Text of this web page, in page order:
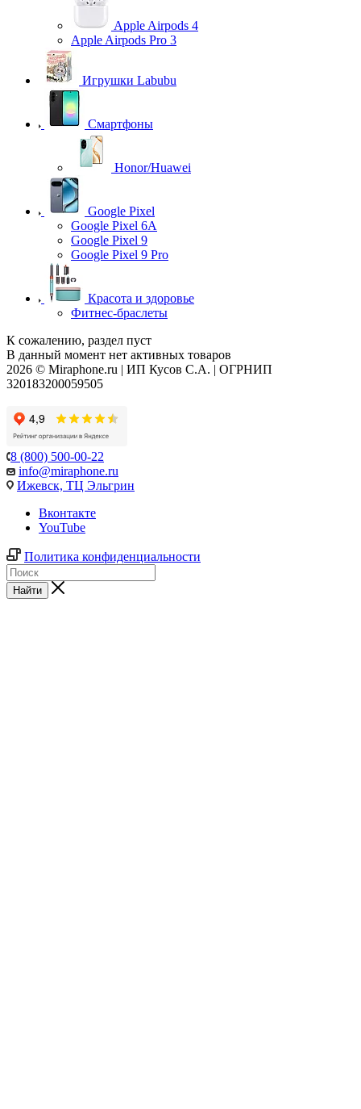
Apple Airpods 4
Apple Airpods Pro 3
Игрушки Labubu
Смартфоны
Honor/Huawei
Google Pixel
Google Pixel 6A
Google Pixel 9
Google Pixel 9 Pro
Красота и здоровье
Фитнес-браслеты
К сожалению, раздел пуст
В данный момент нет активных товаров
2026 © Miraphone.ru | ИП Кусов С.А. | ОГРНИП
320183200059505
8 (800) 500-00-22
info@miraphone.ru
Ижевск, ТЦ Эльгрин
Вконтакте
YouTube
Политика конфиденциальности
Найти